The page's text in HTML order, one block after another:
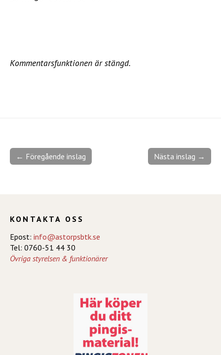
Kommentarsfunktionen är stängd.
Nästa inslag →
← Föregående inslag
KONTAKTA OSS
Epost: info@astorpsbtk.se
Tel: 0760-51 44 30
Övriga styrelsen & funktionärer